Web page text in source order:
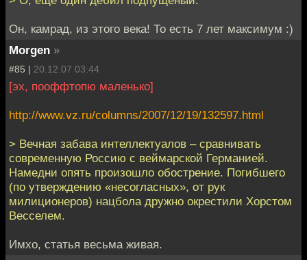
Он, камрад, из этого века! То есть 7 лет максимум :)
Morgen »
#85 | 20.12.07 03:44
[эх, пооффтопю маленько]
http://www.vz.ru/columns/2007/12/19/132597.html
> Вечная забава интеллектуалов – сравнивать
современную Россию с веймарской Германией.
Намедни опять произошло обострение. Погибшего
(по утверждению «несогласных», от рук
милиционеров) нацбола дружно окрестили Хорстом
Весселем.
Имхо, статья весьма живая.